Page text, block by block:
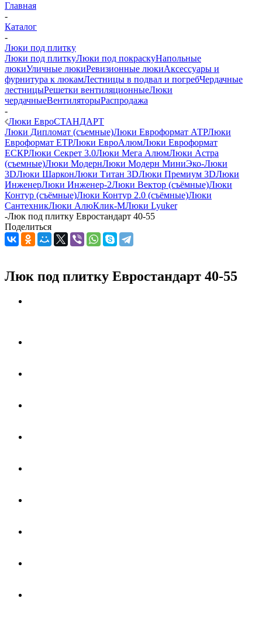
Главная
-
Каталог
-
Люки под плитку
Люки под плиткуЛюки под покраскуНапольные
люкиУличные люкиРевизионные люкиАксессуары и
фурнитура к люкамЛестницы в подвал и погребЧердачные
лестницыРешетки вентиляционныеЛюки
чердачныеВентиляторыРаспродажа
-
Люки ЕвроСТАНДАРТ
Люки Дипломат (съемные)Люки Евроформат АТРЛюки
Евроформат ЕТРЛюки ЕвроАлюмЛюки Евроформат
ЕСКРЛюки Секрет 3.0Люки Мега АлюмЛюки Астра
(съемные)Люки МодернЛюки Модерн МиниЭко-Люки
3DЛюки ШарконЛюки Титан 3DЛюки Премиум 3DЛюки
ИнженерЛюки Инженер-2Люки Вектор (съёмные)Люки
Контур (съёмные)Люки Контур 2.0 (съёмные)Люки
СантехникЛюки АлюКлик-МЛюки Lyuker
-Люк под плитку Евростандарт 40-55
Поделиться
Люк под плитку Евростандарт 40-55